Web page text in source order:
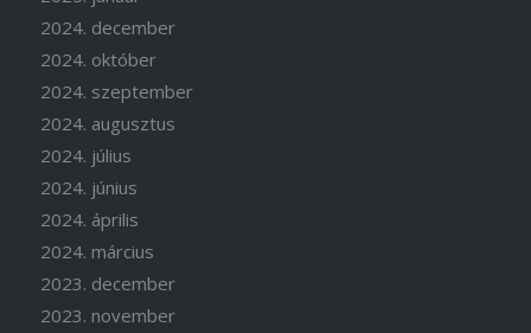
2024. december
2024. október
2024. szeptember
2024. augusztus
2024. július
2024. június
2024. április
2024. március
2023. december
2023. november